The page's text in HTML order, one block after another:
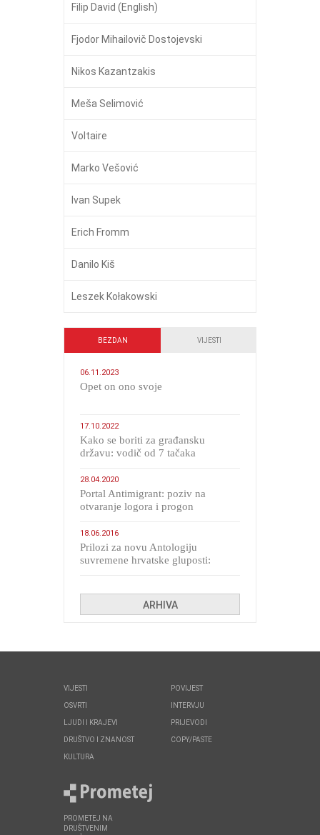
Filip David (English)
Fjodor Mihailovič Dostojevski
Nikos Kazantzakis
Meša Selimović
Voltaire
Marko Vešović
Ivan Supek
Erich Fromm
Danilo Kiš
Leszek Kołakowski
BEZDAN VIJESTI
06.11.2023
​Opet on ono svoje
17.10.2022
Kako se boriti za građansku
državu: vodič od 7 tačaka
28.04.2020
Portal Antimigrant: poziv na
otvaranje logora i progon
18.06.2016
Prilozi za novu Antologiju
suvremene hrvatske gluposti:
ARHIVA
VIJESTI
OSVRTI
LJUDI I KRAJEVI
DRUŠTVO I ZNANOST
KULTURA
POVIJEST
INTERVJU
PRIJEVODI
COPY/PASTE
PROMETEJ NA
DRUŠTVENIM